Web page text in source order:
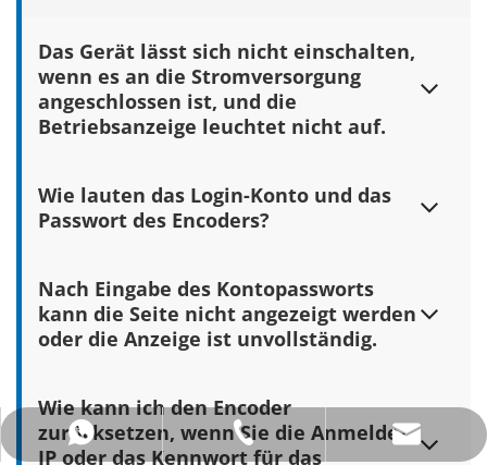
Das Gerät lässt sich nicht einschalten,
wenn es an die Stromversorgung
angeschlossen ist, und die
Betriebsanzeige leuchtet nicht auf.
Bitte verwenden Sie das Original-Netzteil des
Herstellers. Ersetzen Sie das Netzteil oder führen Sie
nach dem Einschalten des Geräts immer noch nicht
aufleuchtet, kontaktieren Sie uns bitte (
support@orivision.cn ) für eine Reparatur oder einen
Wie lauten das Login-Konto und das
Passwort des Encoders?
beide admin.
Nach Eingabe des Kontopassworts
kann die Seite nicht angezeigt werden
oder die Anzeige ist unvollständig.
Google oder Firefox mit besserer Kompatibilität zu
wählen, um sich erneut anzumelden. Oder prüfen Sie,
Wie kann ich den Encoder
zurücksetzen, wenn Sie die Anmelde-
IP oder das Kennwort für das
+86 18862979053
+86-0513-8102-0080
lyy@orivision.cn